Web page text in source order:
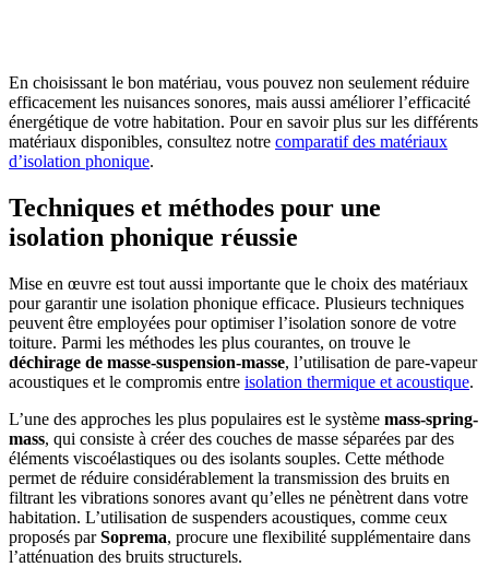
En choisissant le bon matériau, vous pouvez non seulement réduire
efficacement les nuisances sonores, mais aussi améliorer l’efficacité
énergétique de votre habitation. Pour en savoir plus sur les différents
matériaux disponibles, consultez notre comparatif des matériaux
d’isolation phonique.
Techniques et méthodes pour une
isolation phonique réussie
Mise en œuvre est tout aussi importante que le choix des matériaux
pour garantir une isolation phonique efficace. Plusieurs techniques
peuvent être employées pour optimiser l’isolation sonore de votre
toiture. Parmi les méthodes les plus courantes, on trouve le
déchirage de masse-suspension-masse, l’utilisation de pare-vapeur
acoustiques et le compromis entre isolation thermique et acoustique.
L’une des approches les plus populaires est le système mass-spring-
mass, qui consiste à créer des couches de masse séparées par des
éléments viscoélastiques ou des isolants souples. Cette méthode
permet de réduire considérablement la transmission des bruits en
filtrant les vibrations sonores avant qu’elles ne pénètrent dans votre
habitation. L’utilisation de suspenders acoustiques, comme ceux
proposés parSoprema, procure une flexibilité supplémentaire dans
l’atténuation des bruits structurels.